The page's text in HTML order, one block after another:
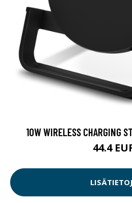
10W WIRELESS CHARGING
44.4